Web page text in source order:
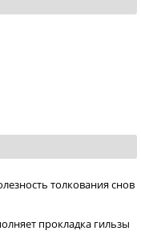
толкования снов
прокладка гильзы